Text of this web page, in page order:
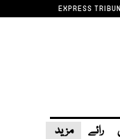
EXPRESS
رائے مزید